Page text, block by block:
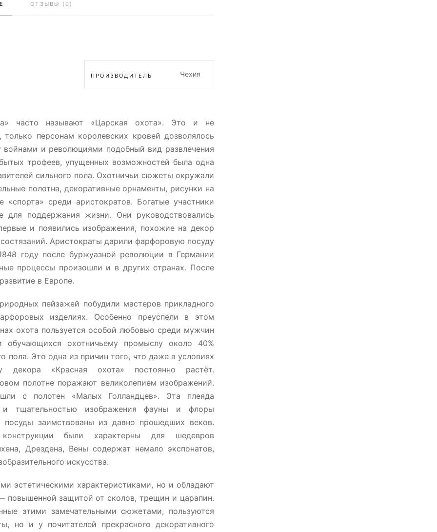
ОТЗЫВЫ (0)
ПРОИЗВОДИТЕЛЬ Чехия
часто называют «Царская охота». Это и не
персонам королевских кровей дозволялось
и революциями подобный вид развлечения
трофеев, упущенных возможностей была одна
сильного пола. Охотничьи сюжеты окружали
полотна, декоративные орнаменты, рисунки на
среди аристократов. Богатые участники
поддержания жизни. Они руководствовались
и появились изображения, похожие на декор
Аристократы дарили фарфоровую посуду
году после буржуазной революции в Германии
процессы произошли и в других странах. После
в Европе.
пейзажей побудили мастеров прикладного
изделиях. Особенно преуспели в этом
охота пользуется особой любовью среди мужчин
охотничьему промыслу около 40%
пола. Это одна из причин того, что даже в условиях
декора «Красная охота» постоянно растёт.
полотне поражают великолепием изображений.
с полотен «Малых Голландцев». Эта плеяда
и тщательностью изображения фауны и флоры
заимствованы из давно прошедших веков.
были характерны для шедевров
Дрездена, Вены содержат немало экспонатов,
искусства.
эстетическими характеристиками, но и обладают
повышенной защитой от сколов, трещин и царапин.
этими замечательными сюжетами, пользуются
но и у почитателей прекрасного декоративного